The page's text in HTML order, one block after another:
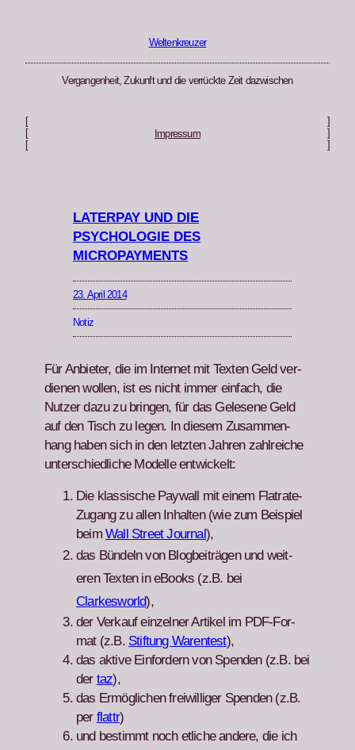
Weltenkreuzer
Vergangenheit, Zukunft und die verrückte Zeit dazwischen
Impressum
LATERPAY UND DIE
PSYCHOLOGIE DES
MICROPAYMENTS
23. April 2014
Notiz
Für Anbi­eter, die im Inter­net mit Tex­ten Geld ver­
di­enen wollen, ist es nicht immer ein­fach, die
Nutzer dazu zu brin­gen, für das Gele­sene Geld
auf den Tisch zu leg­en. In diesem Zusam­men­
hang haben sich in den let­zten Jahren zahlre­iche
unter­schiedliche Mod­elle entwick­elt:
Die klas­sis­che Pay­wall mit einem Fla­trate-
Zugang zu allen Inhal­ten (wie zum Beispiel
beim Wall Street Jour­nal),
das Bün­deln von Blog­beiträ­gen und weit­
eren Tex­ten in eBooks (z.B. bei
Clarkesworld),
der Verkauf einzel­ner Artikel im PDF-For­
mat (z.B. Stiftung War­entest),
das aktive Ein­fordern von Spenden (z.B. bei
der taz),
das Ermöglichen frei­williger Spenden (z.B.
per flat­tr)
und bes­timmt noch etliche andere, die ich